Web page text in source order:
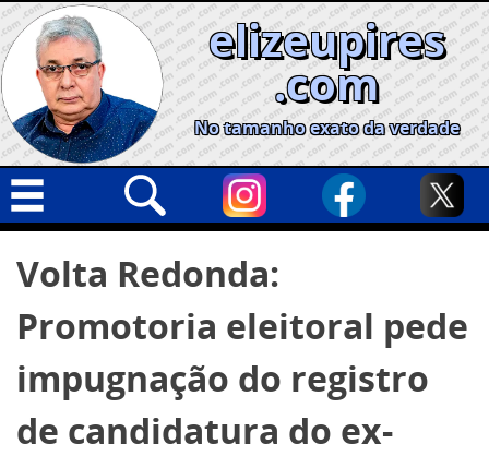
Skip
to
content
elizeupires
.com
No tamanho exato da verdade
Geral
Cidades
Política
Nacional
Opinião
por:
Volta Redonda:
Promotoria eleitoral pede
impugnação do registro
de candidatura do ex-